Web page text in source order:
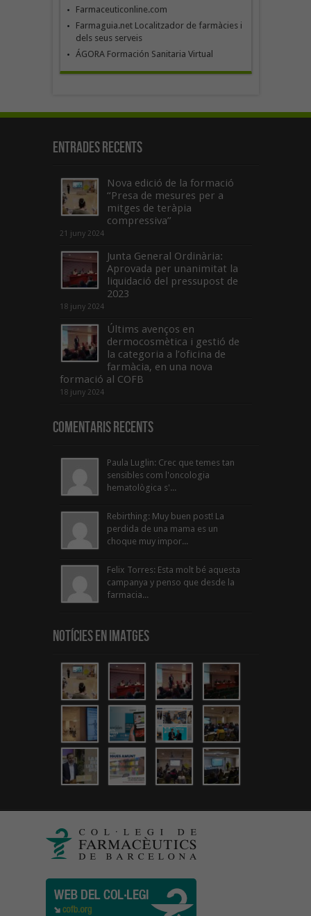
Farmaceuticonline.com
Farmaguia.net Localitzador de farmàcies i
dels seus serveis
ÁGORA Formación Sanitaria Virtual
Entrades recents
Nova edició de la formació
“Presa de mesures per a
mitges de teràpia
compressiva”
21 juny 2024
Junta General Ordinària:
Aprovada per unanimitat la
liquidació del pressupost de
2023
18 juny 2024
Últims avenços en
dermocosmètica i gestió de
la categoria a l’oficina de
farmàcia, en una nova
formació al COFB
18 juny 2024
Comentaris Recents
Paula Luglin: Crec que temes tan
sensibles com l'oncologia
hematològica s'...
Rebirthing: Muy buen post! La
perdida de una mama es un
choque muy impor...
Felix Torres: Esta molt bé aquesta
campanya y penso que desde la
farmacia...
Notícies en Imatges